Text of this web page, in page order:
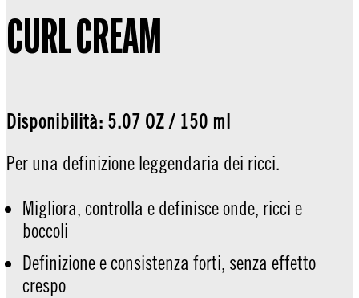
CURL CREAM
Disponibilità: 5.07 OZ / 150 ml
Per una definizione leggendaria dei ricci.
Migliora, controlla e definisce onde, ricci e
boccoli
Definizione e consistenza forti, senza effetto
crespo